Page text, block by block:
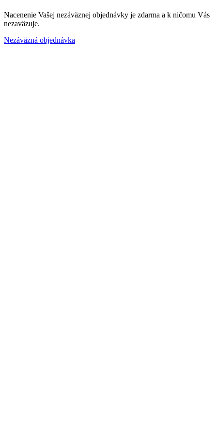
Nacenenie Vašej nezáväznej objednávky je zdarma a k ničomu Vás
nezaväzuje.
Nezáväzná objednávka